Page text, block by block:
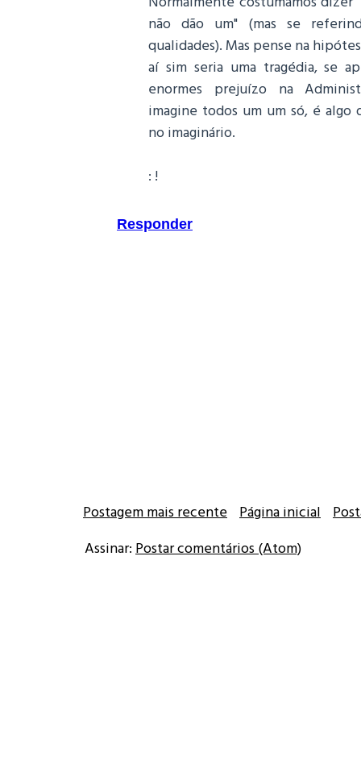
não dão um" (mas se
qualidades). Mas pense na
aí sim seria uma tragédia, se
enormes prejuízo na
imagine todos um um só, é
no imaginário.
: !
Responder
Postagem mais recente Página inicial
Assinar: Postar comentários (Atom)